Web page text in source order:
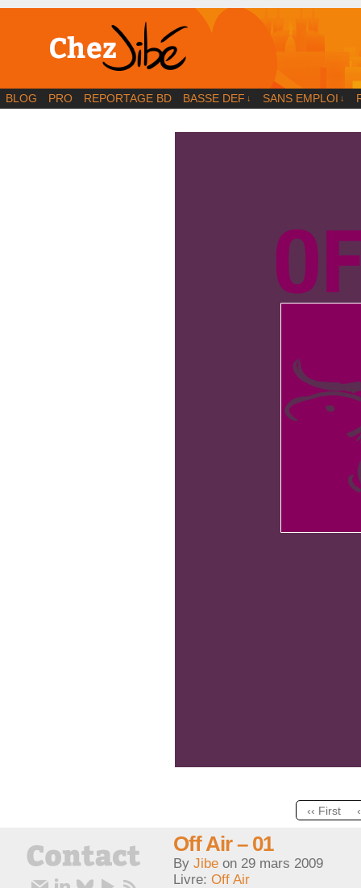
BD | Illustration | Blog
BLOG PRO REPORTAGE BD BASSE DEF ↓ SANS EMPLOI ↓
‹‹ First
Off Air – 01
By Jibe on 29 mars 2009
Livre: Off Air